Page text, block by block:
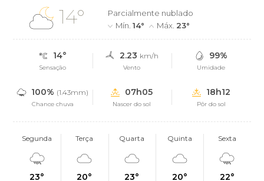
14°
Parcialmente nublado
Mín.14° Máx. 23°
14°
Sensação
2.23 km/h
Vento
99%
Umidade
100% (1.43mm)
Chance chuva
07h05
Nascer do sol
18h12
Pôr do sol
Segunda
23°
Terça
20°
Quarta
23°
Quinta
20°
Sexta
22°